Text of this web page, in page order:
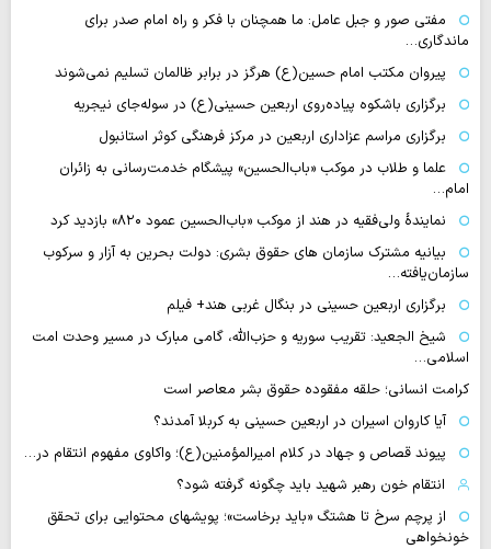
مفتی صور و جبل عامل: ما همچنان با فکر و راه امام صدر برای
ماندگاری…
پیروان مکتب امام حسین(ع) هرگز در برابر ظالمان تسلیم نمی‌شوند
برگزاری باشکوه پیاده‌روی اربعین حسینی(ع) در سوله‌جای نیجریه
برگزاری مراسم عزاداری اربعین در مرکز فرهنگی کوثر استانبول
علما و طلاب در موکب «باب‌الحسین» پیشگام خدمت‌رسانی به زائران
امام…
نمایندهٔ ولی‌فقیه در هند از موکب «باب‌الحسین عمود ۸۲۰» بازدید کرد
بیانیه مشترک سازمان های حقوق بشری: دولت بحرین به آزار و سرکوب
سازمان‌یافته…
برگزاری اربعین حسینی در بنگال غربی هند+ فیلم
شیخ الجعید: تقریب سوریه و حزب‌الله، گامی مبارک در مسیر وحدت امت
اسلامی…
کرامت انسانی؛ حلقه مفقوده حقوق بشر معاصر است
آیا کاروان اسیران در اربعین حسینی به کربلا آمدند؟
پیوند قصاص و جهاد در کلام امیرالمؤمنین(ع)؛ واکاوی مفهوم انتقام در…
انتقام خون رهبر شهید باید چگونه گرفته شود؟
از پرچم سرخ تا هشتگ «باید برخاست»؛ پویشهای محتوایی برای تحقق
خونخواهی